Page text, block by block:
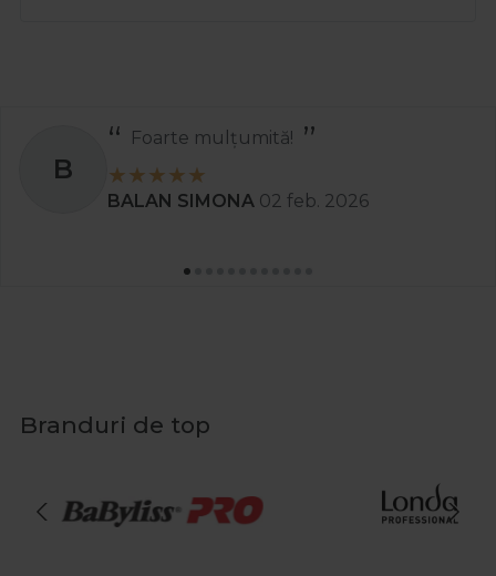
B
Foarte mulțumită!
BALAN SIMONA 02 feb. 2026
Branduri de top